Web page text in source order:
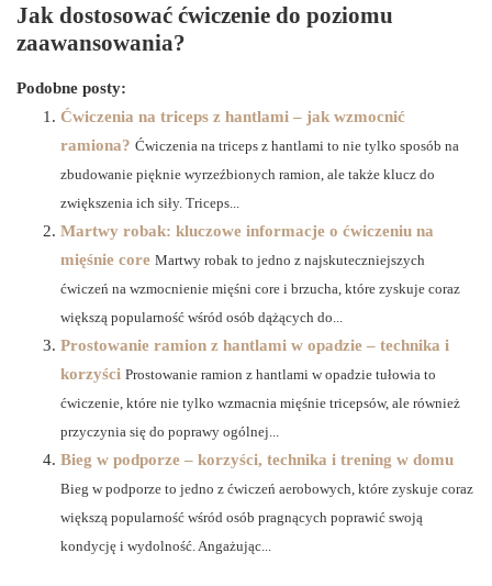
Jak dostosować ćwiczenie do poziomu
zaawansowania?
Podobne posty:
Ćwiczenia na triceps z hantlami – jak wzmocnić
ramiona? Ćwiczenia na triceps z hantlami to nie tylko sposób na
zbudowanie pięknie wyrzeźbionych ramion, ale także klucz do
zwiększenia ich siły. Triceps...
Martwy robak: kluczowe informacje o ćwiczeniu na
mięśnie core Martwy robak to jedno z najskuteczniejszych
ćwiczeń na wzmocnienie mięśni core i brzucha, które zyskuje coraz
większą popularność wśród osób dążących do...
Prostowanie ramion z hantlami w opadzie – technika i
korzyści Prostowanie ramion z hantlami w opadzie tułowia to
ćwiczenie, które nie tylko wzmacnia mięśnie tricepsów, ale również
przyczynia się do poprawy ogólnej...
Bieg w podporze – korzyści, technika i trening w domu
Bieg w podporze to jedno z ćwiczeń aerobowych, które zyskuje coraz
większą popularność wśród osób pragnących poprawić swoją
kondycję i wydolność. Angażując...